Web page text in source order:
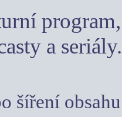
a seriály.
šíření